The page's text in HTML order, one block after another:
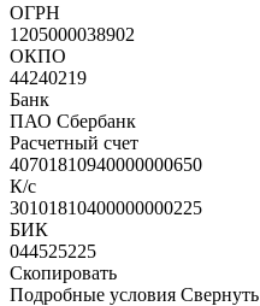
ОГРН
1205000038902
ОКПО
44240219
Банк
ПАО Сбербанк
Расчетный счет
40701810940000000650
К/с
30101810400000000225
БИК
044525225
Скопировать
Подробные условия Свернуть